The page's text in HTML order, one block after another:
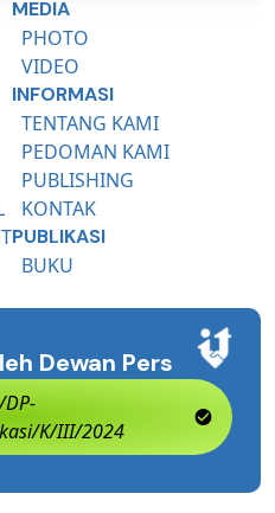
MEDIA
PHOTO
VIDEO
INFORMASI
TENTANG KAMI
PEDOMAN KAMI
PUBLISHING
KONTAK
PUBLIKASI
BUKU
Dewan Pers
K/III/2024